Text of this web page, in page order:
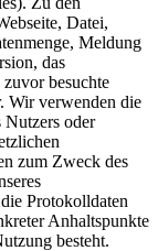
Datei,
Meldung
das
besuchte
Wir verwenden die
Nutzers oder
zum Zweck des
Protokolldaten
Anhaltspunkte
besteht.